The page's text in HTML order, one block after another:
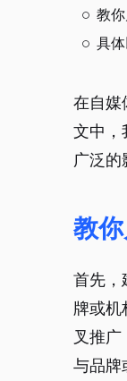
教
具
在自媒
文中，
广泛的
教
首先，
牌或机
叉推
与品牌